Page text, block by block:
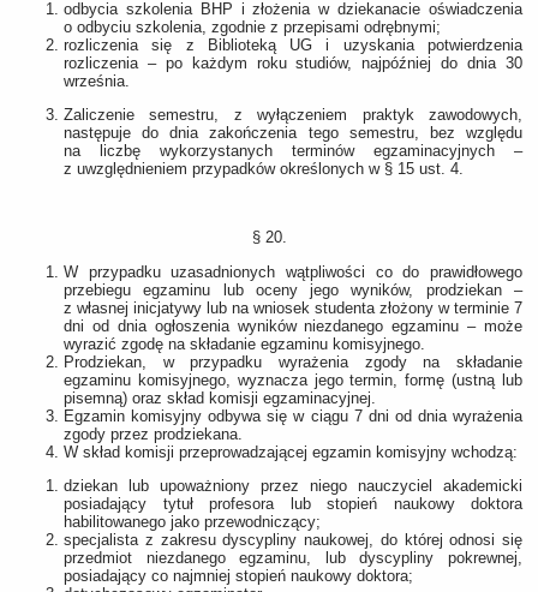
odbycia szkolenia BHP i złożenia w dziekanacie oświadczenia
o odbyciu szkolenia, zgodnie z przepisami odrębnymi;
rozliczenia się z Biblioteką UG i uzyskania potwierdzenia
rozliczenia – po każdym roku studiów, najpóźniej do dnia 30
września.
Zaliczenie semestru, z wyłączeniem praktyk zawodowych,
następuje do dnia zakończenia tego semestru, bez względu
na liczbę wykorzystanych terminów egzaminacyjnych –
z uwzględnieniem przypadków określonych w § 15 ust. 4.
§ 20.
W przypadku uzasadnionych wątpliwości co do prawidłowego
przebiegu egzaminu lub oceny jego wyników, prodziekan –
z własnej inicjatywy lub na wniosek studenta złożony w terminie 7
dni od dnia ogłoszenia wyników niezdanego egzaminu – może
wyrazić zgodę na składanie egzaminu komisyjnego.
Prodziekan, w przypadku wyrażenia zgody na składanie
egzaminu komisyjnego, wyznacza jego termin, formę (ustną lub
pisemną) oraz skład komisji egzaminacyjnej.
Egzamin komisyjny odbywa się w ciągu 7 dni od dnia wyrażenia
zgody przez prodziekana.
W skład komisji przeprowadzającej egzamin komisyjny wchodzą:
dziekan lub upoważniony przez niego nauczyciel akademicki
posiadający tytuł profesora lub stopień naukowy doktora
habilitowanego jako przewodniczący;
specjalista z zakresu dyscypliny naukowej, do której odnosi się
przedmiot niezdanego egzaminu, lub dyscypliny pokrewnej,
posiadający co najmniej stopień naukowy doktora;